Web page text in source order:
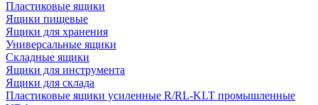
Пластиковые ящики
Ящики пищевые
Ящики для хранения
Универсальные ящики
Складные ящики
Ящики для инструмента
Ящики для склада
Пластиковые ящики усиленные R/RL-KLT промышленные